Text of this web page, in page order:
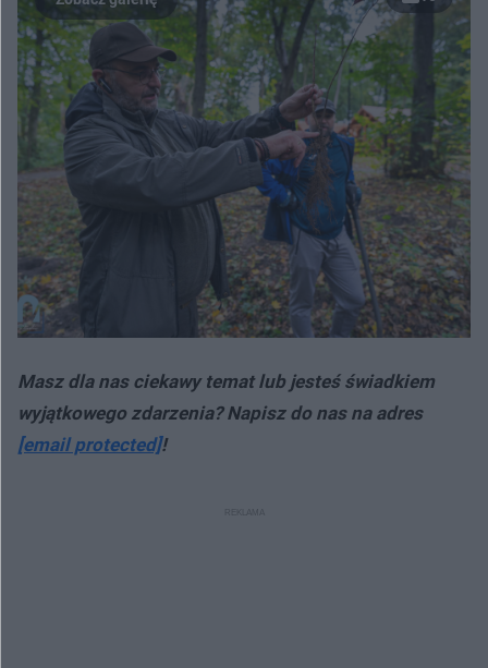
Masz dla nas ciekawy temat lub jesteś świadkiem
wyjątkowego zdarzenia? Napisz do nas na adres
[email protected]!